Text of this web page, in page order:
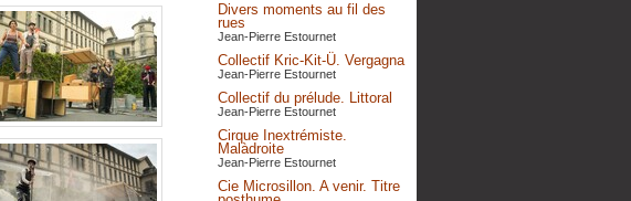
Divers moments au fil des
rues
Jean-Pierre Estournet
Collectif Kric-Kit-Ü. Vergagna
Jean-Pierre Estournet
Collectif du prélude. Littoral
Jean-Pierre Estournet
Cirque Inextrémiste.
Malàdroite
Jean-Pierre Estournet
Cie Microsillon. A venir. Titre